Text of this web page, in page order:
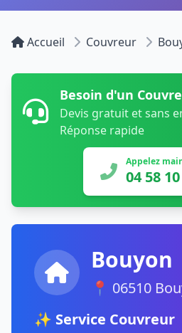
Accueil Couvreur
Besoin d'un
Devis gratuit et sans
Réponse rapide
Appelez
04 58
Bouyon
📍 06510
✨ Service Couvreur